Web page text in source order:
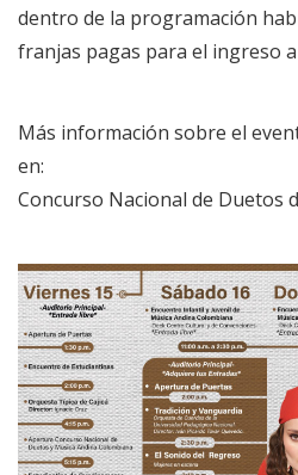
dentro de la programación
franjas pagas para el ingreso
Más información sobre el
en:
Concurso Nacional de Duetos